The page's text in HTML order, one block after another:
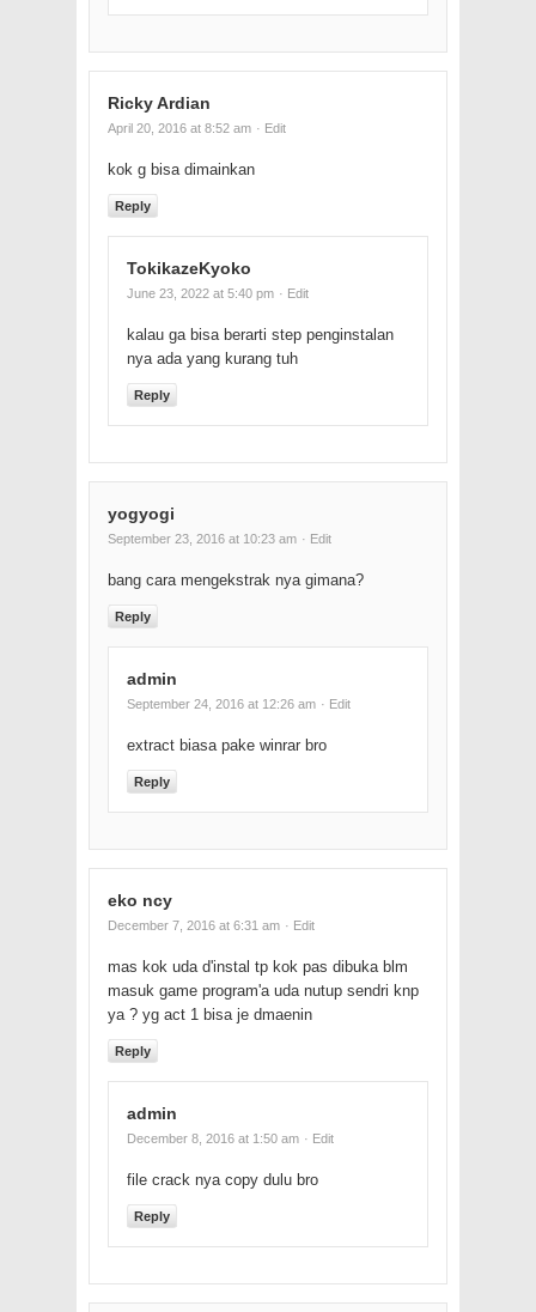
Ricky Ardian
April 20, 2016 at 8:52 am · Edit
kok g bisa dimainkan
Reply
TokikazeKyoko
June 23, 2022 at 5:40 pm · Edit
kalau ga bisa berarti step penginstalan
nya ada yang kurang tuh
Reply
yogyogi
September 23, 2016 at 10:23 am · Edit
bang cara mengekstrak nya gimana?
Reply
admin
September 24, 2016 at 12:26 am · Edit
extract biasa pake winrar bro
Reply
eko ncy
December 7, 2016 at 6:31 am · Edit
mas kok uda d'instal tp kok pas dibuka blm
masuk game program'a uda nutup sendri knp
ya ? yg act 1 bisa je dmaenin
Reply
admin
December 8, 2016 at 1:50 am · Edit
file crack nya copy dulu bro
Reply